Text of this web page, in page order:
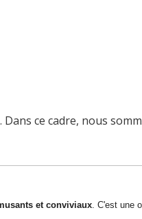
ce cadre, nous
et conviviaux. C'est une